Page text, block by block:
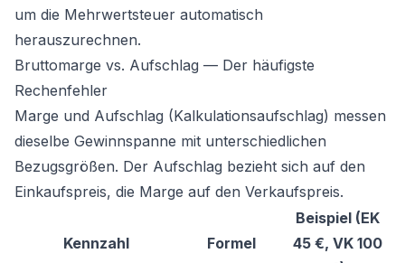
um die Mehrwertsteuer automatisch
herauszurechnen.
Bruttomarge vs. Aufschlag — Der häufigste
Rechenfehler
Marge und Aufschlag (Kalkulationsaufschlag) messen
dieselbe Gewinnspanne mit unterschiedlichen
Bezugsgrößen. Der Aufschlag bezieht sich auf den
Einkaufspreis, die Marge auf den Verkaufspreis.
Kennzahl Formel
Beispiel (EK
45 €, VK 100